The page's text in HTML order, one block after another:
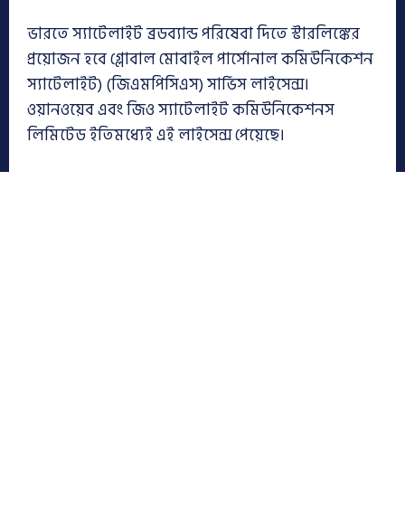
ভারতে স্যাটেলাইট ব্রডব্যান্ড পরিষেবা দিতে স্টারলিঙ্কের
প্রয়োজন হবে গ্লোবাল মোবাইল পার্সোনাল কমিউনিকেশন
স্যাটেলাইট) (জিএমপিসিএস) সার্ভিস লাইসেন্স।
ওয়ানওয়েব এবং জিও স্যাটেলাইট কমিউনিকেশনস
লিমিটেড ইতিমধ্যেই এই লাইসেন্স পেয়েছে।